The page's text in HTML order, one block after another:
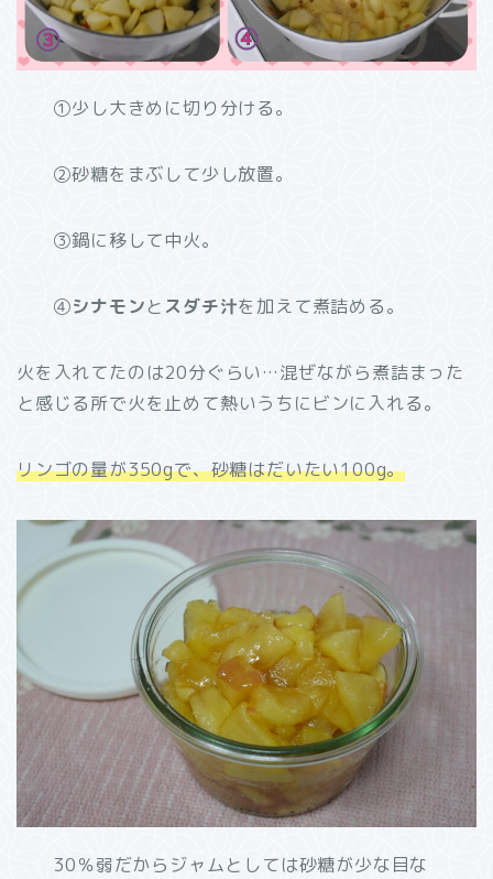
①少し大きめに切り分ける。
②砂糖をまぶして少し放置。
③鍋に移して中火。
④シナモンと スダチ汁を加えて煮詰める。
火を入れてたのは20分ぐらい…混ぜながら煮詰まった
と感じる所で火を止めて熱いうちにビンに入れる。
リンゴの量が350gで、砂糖はだいたい100g。
30％弱だからジャムとしては砂糖が少な目な